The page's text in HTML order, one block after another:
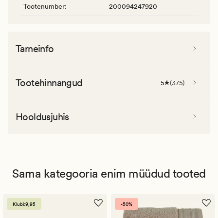
Tootenumber: 200094247920
Tarneinfo
Tootehinnangud 5 (375)
Hooldusjuhis
Sama kategooria enim müüdud tooted
Klubi:9,95 -50%